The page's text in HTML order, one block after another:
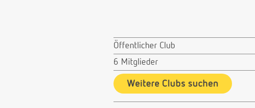
Öffentlicher Club
6 Mitglieder
Weitere Clubs suchen